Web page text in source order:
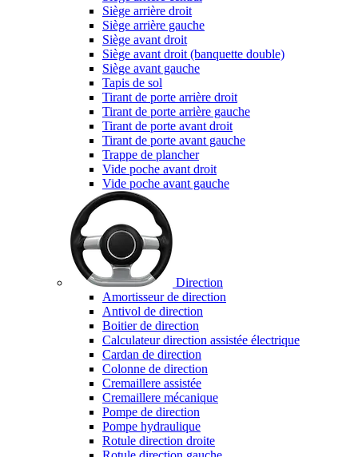
Siège arrière droit
Siège arrière gauche
Siège avant droit
Siège avant droit (banquette double)
Siège avant gauche
Tapis de sol
Tirant de porte arrière droit
Tirant de porte arrière gauche
Tirant de porte avant droit
Tirant de porte avant gauche
Trappe de plancher
Vide poche avant droit
Vide poche avant gauche
Direction
Amortisseur de direction
Antivol de direction
Boitier de direction
Calculateur direction assistée électrique
Cardan de direction
Colonne de direction
Cremaillere assistée
Cremaillere mécanique
Pompe de direction
Pompe hydraulique
Rotule direction droite